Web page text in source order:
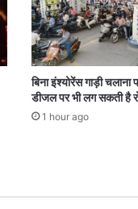
बिना इंश्योरेंस गाड़ी चलाना
डीजल पर भी लग सकती है
1 hour ago